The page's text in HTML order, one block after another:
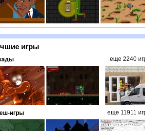
игры
еще 2240
игры еще 11911